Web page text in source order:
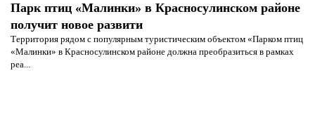
Парк птиц «Малинки» в Красносулинском районе
получит новое развити
Территория рядом с популярным туристическим объектом «Парком птиц
«Малинки» в Красносулинском районе должна преобразиться в рамках
реа...